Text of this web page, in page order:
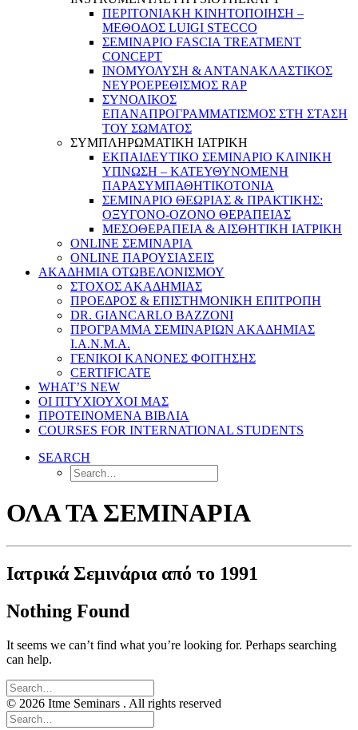
ΠΕΡΙΤΟΝΙΑΚΗ ΚΙΝΗΤΟΠΟΙΗΣΗ –
ΜΕΘΟΔΟΣ LUIGI STECCO
ΣΕΜΙΝΑΡΙΟ FASCIA TREATMENT
CONCEPT
ΙΝΟΜΥΟΛΥΣΗ & ΑΝΤΑΝΑΚΛΑΣΤΙΚΟΣ
ΝΕΥΡΟΕΡΕΘΙΣΜΟΣ RAP
ΣΥΝΟΛΙΚΟΣ
ΕΠΑΝΑΠΡΟΓΡΑΜΜΑΤΙΣΜΟΣ ΣΤΗ ΣΤΑΣΗ
ΤΟΥ ΣΩΜΑΤΟΣ
ΣΥΜΠΛΗΡΩΜΑΤΙΚΗ ΙΑΤΡΙΚΗ
ΕΚΠΑΙΔΕΥΤΙΚΟ ΣΕΜΙΝΑΡΙΟ ΚΛΙΝΙΚΗ
ΥΠΝΩΣΗ – ΚΑΤΕΥΘΥΝΟΜΕΝΗ
ΠΑΡΑΣΥΜΠΑΘΗΤΙΚΟΤΟΝΙΑ
ΣΕΜΙΝΑΡΙΟ ΘΕΩΡΙΑΣ & ΠΡΑΚΤΙΚΗΣ:
ΟΞΥΓΟΝΟ-ΟΖΟΝΟ ΘΕΡΑΠΕΙΑΣ
ΜΕΣΟΘΕΡΑΠΕΙΑ & ΑΙΣΘΗΤΙΚΗ ΙΑΤΡΙΚΗ
ONLINE ΣΕΜΙΝΑΡΙΑ
ONLINE ΠΑΡΟΥΣΙΑΣΕΙΣ
ΑΚΑΔΗΜΙΑ ΟΤΩΒΕΛΟΝΙΣΜΟΥ
ΣΤΟΧΟΣ ΑΚΑΔΗΜΙΑΣ
ΠΡΟΕΔΡΟΣ & ΕΠΙΣΤΗΜΟΝΙΚΗ ΕΠΙΤΡΟΠΗ
DR. GIANCARLO BAZZONI
ΠΡΟΓΡΑΜΜΑ ΣΕΜΙΝΑΡΙΩΝ ΑΚΑΔΗΜΙΑΣ
Ι.Α.Ν.Μ.Α.
ΓΕΝΙΚΟΙ ΚΑΝΟΝΕΣ ΦΟΙΤΗΣΗΣ
CERTIFICATE
WHAT’S NEW
ΟΙ ΠΤΥΧΙΟΥΧΟΙ ΜΑΣ
ΠΡΟΤΕΙΝΟΜΕΝΑ ΒΙΒΛΙΑ
COURSES FOR INTERNATIONAL STUDENTS
SEARCH
ΟΛΑ ΤΑ ΣΕΜΙΝΑΡΙΑ
Ιατρικά Σεμινάρια από το 1991
Nothing Found
It seems we can’t find what you’re looking for. Perhaps searching
can help.
© 2026 Itme Seminars . All rights reserved